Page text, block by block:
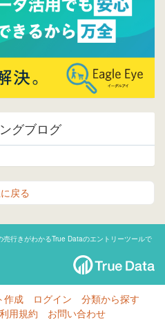
グブログ
に戻る
売行きがわかるTrue Dataのエントリーツールで
作成 ログイン
分類から探す
利用規約 お問い合わせ